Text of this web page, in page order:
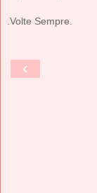
.Volte Sempre.
‹